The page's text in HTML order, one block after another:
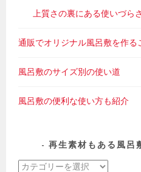
上質さの裏にある使いづら
通販でオリジナル風呂敷を作る
風呂敷のサイズ別の使い道
風呂敷の便利な使い方も紹介
再生素材もある風呂
再